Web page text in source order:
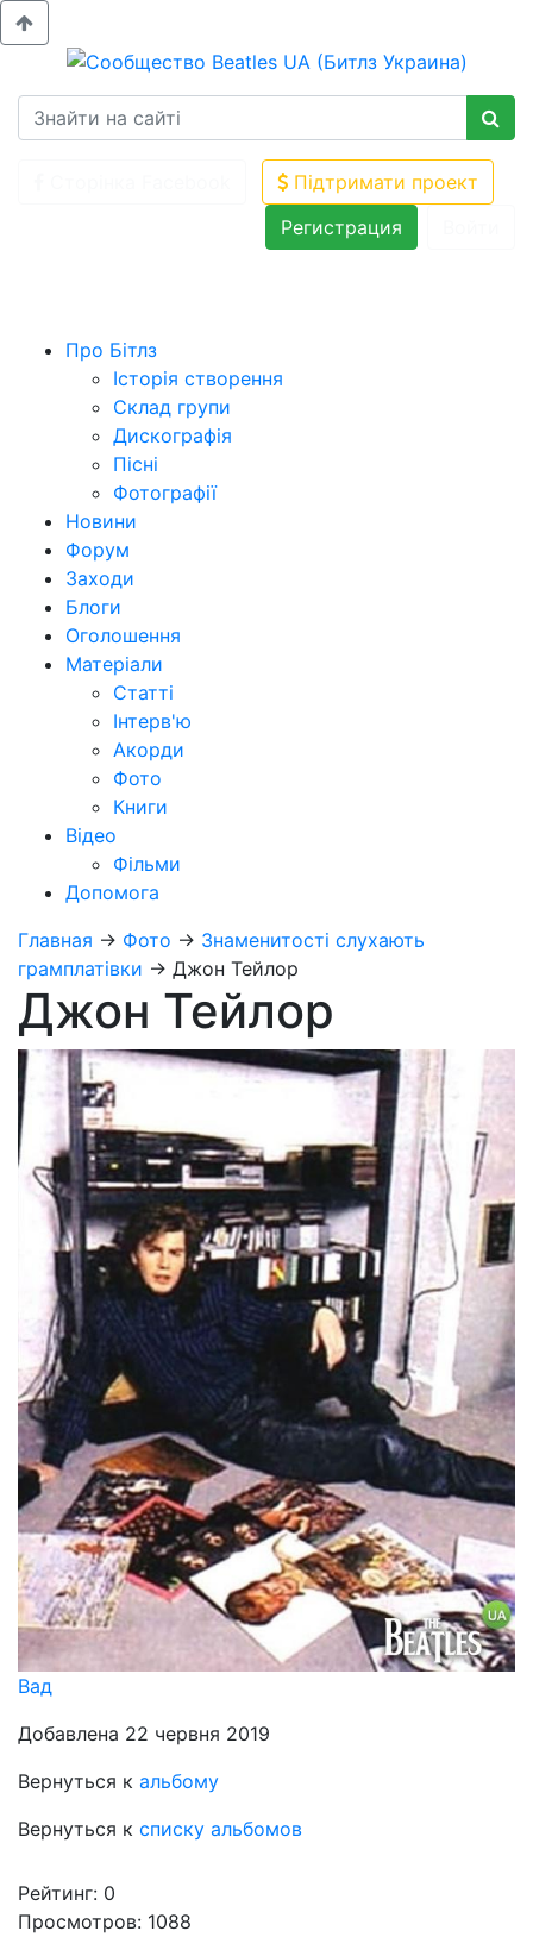
Підтримати проект
Регистрация
Про Бітлз
Історія створення
Склад групи
Дискографія
Пісні
Фотографії
Новини
Форум
Заходи
Блоги
Оголошення
Матеріали
Статті
Інтерв'ю
Акорди
Фото
Книги
Відео
Фільми
Допомога
Главная → Фото → Знаменитості слухають
грамплатівки → Джон Тейлор
Джон Тейлор
Вад
Добавлена 22 червня 2019
Вернуться к альбому
Вернуться к списку альбомов
Рейтинг: 0
Просмотров: 1088